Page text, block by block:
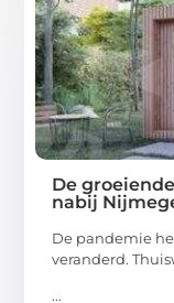
De
nabij
De pandemie
veranderd.
...